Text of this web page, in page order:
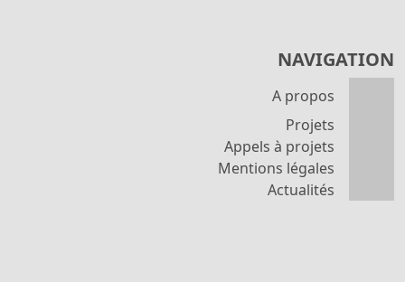
NAVIGATION
A propos
Projets
Appels à projets
Mentions légales
Actualités